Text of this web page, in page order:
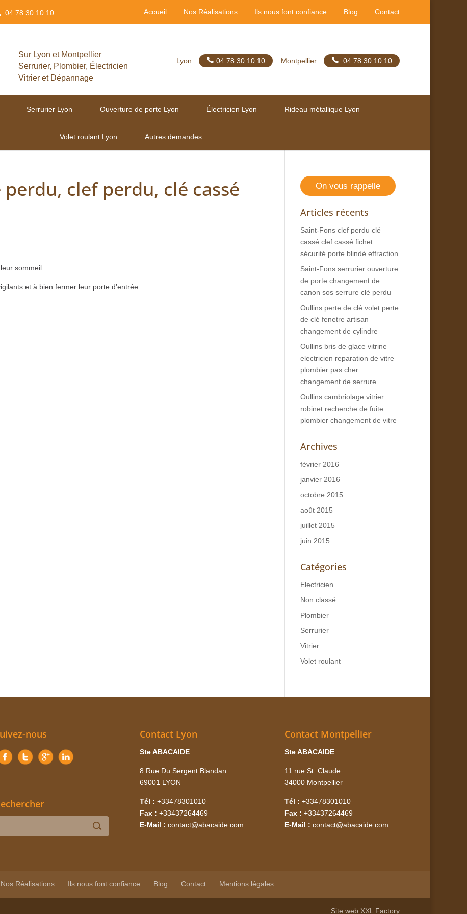
04 78 30 10 10 Accueil Nos Réalisations Ils nous font confiance Blog Contact
Lyon 04 78 30 10 10 Montpellier 04 78 30 10 10
Sur Lyon et Montpellier
Serrurier, Plombier, Électricien
Vitrier et Dépannage
Serrurier Lyon Ouverture de porte Lyon Électricien Lyon Rideau métallique Lyon
Volet roulant Lyon Autres demandes
perdu, clef perdu, clé cassé
sommeil
et à bien fermer leur porte d’entrée.
On vous rappelle
Articles récents
Saint-Fons clef perdu clé
cassé clef cassé fichet
sécurité porte blindé effraction
Saint-Fons serrurier ouverture
de porte changement de
canon sos serrure clé perdu
Oullins perte de clé volet perte
de clé fenetre artisan
changement de cylindre
Oullins bris de glace vitrine
electricien reparation de vitre
plombier pas cher
changement de serrure
Oullins cambriolage vitrier
robinet recherche de fuite
plombier changement de vitre
Archives
février 2016
janvier 2016
octobre 2015
août 2015
juillet 2015
juin 2015
Catégories
Electricien
Non classé
Plombier
Serrurier
Vitrier
Volet roulant
nous Contact Lyon
Ste ABACAIDE
8 Rue Du Sergent Blandan
69001 LYON
Tél : +33478301010
Fax : +33437264469
E-Mail : contact@abacaide.com
Contact Montpellier
Ste ABACAIDE
11 rue St. Claude
34000 Montpellier
Tél : +33478301010
Fax :+33437264469
E-Mail : contact@abacaide.com
Nos Réalisations Ils nous font confiance Blog Contact Mentions légales
Site web XXL Factory